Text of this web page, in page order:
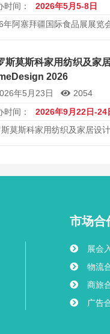
时间：
2026年5月5-8日
年阿塞拜疆国际食品展展览
斯莫斯科家用纺织及家
2026
年5月23日
2054
时间：
2026年9月22日-24
莫斯科家用纺织及家居设
市场合
展会
物流
商旅
广告